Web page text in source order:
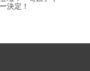
決定！